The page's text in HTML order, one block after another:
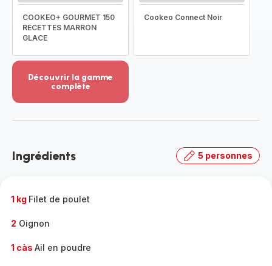
COOKEO+ GOURMET 150
RECETTES MARRON
GLACE
Cookeo Connect Noir
Découvrir la gamme
complète
-
gamme
Ingrédients 5 personnes
1 kg Filet de poulet
2 Oignon
1 càs Ail en poudre